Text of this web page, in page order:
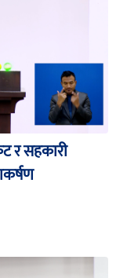
र सहकारी